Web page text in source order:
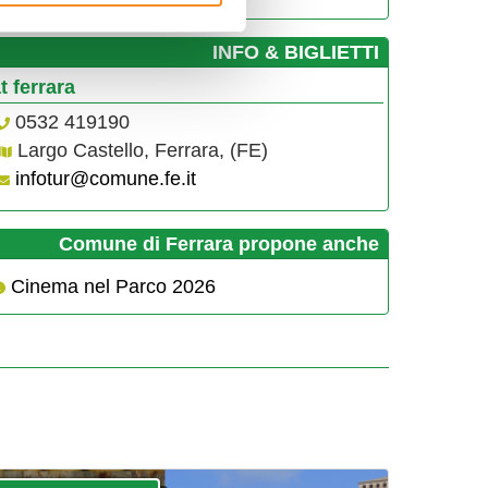
­INFO & BIGLIETTI
ferrara
0532 419190
Largo Castello, Ferrara, (FE)
infotur@comune.fe.it
Comune di Ferrara propone anche
Cinema nel Parco 2026